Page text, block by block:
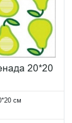
20*20
см